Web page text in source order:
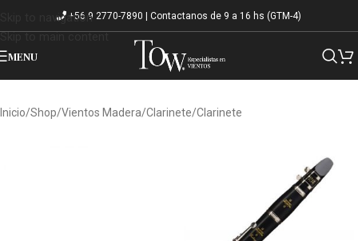
Skip to navigation
Skip to main content
+56 9 2770-7890 | Contactanos de 9 a 16 hs (GTM-4)
MENU
Inicio/Shop/Vientos Madera/Clarinete/Clarinete